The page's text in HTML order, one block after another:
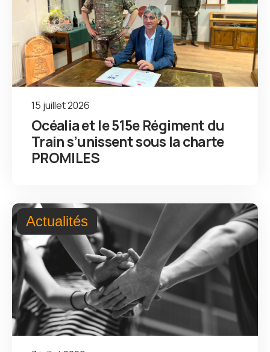
15 juillet 2026
Océalia et le 515e Régiment du
Train s’unissent sous la charte
PROMILES
Actualités